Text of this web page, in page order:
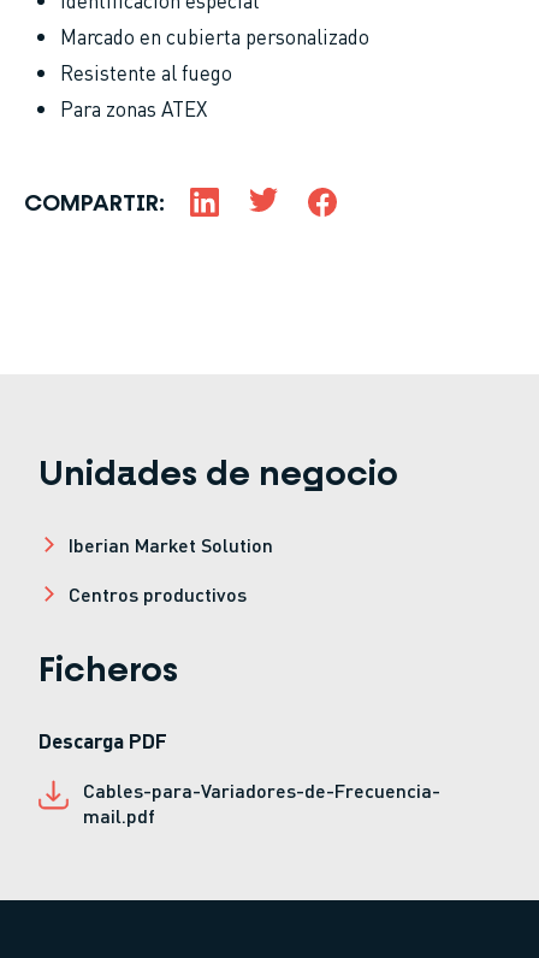
Marcado en cubierta personalizado
Resistente al fuego
Para zonas ATEX
COMPARTIR:
Unidades de negocio
Iberian Market Solution
Centros productivos
Ficheros
Descarga PDF
Cables-para-Variadores-de-Frecuencia-
mail.pdf